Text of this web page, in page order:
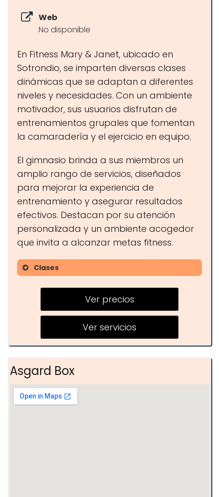
Web
No disponible
En Fitness Mary & Janet, ubicado en
Sotrondio, se imparten diversas clases
dinámicas que se adaptan a diferentes
niveles y necesidades. Con un ambiente
motivador, sus usuarios disfrutan de
entrenamientos grupales que fomentan
la camaradería y el ejercicio en equipo.
El gimnasio brinda a sus miembros un
amplio rango de servicios, diseñados
para mejorar la experiencia de
entrenamiento y asegurar resultados
efectivos. Destacan por su atención
personalizada y un ambiente acogedor
que invita a alcanzar metas fitness.
Clases
Entrenamiento funcional
Ciclo indoor
Yoga
Ver precios
Ver servicios
Asgard Box